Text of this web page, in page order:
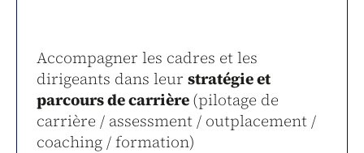
Accompagner les cadres et les
dirigeants dans leur stratégie et
parcours de carrière(pilotage de
carrière / assessment / outplacement /
coaching / formation)